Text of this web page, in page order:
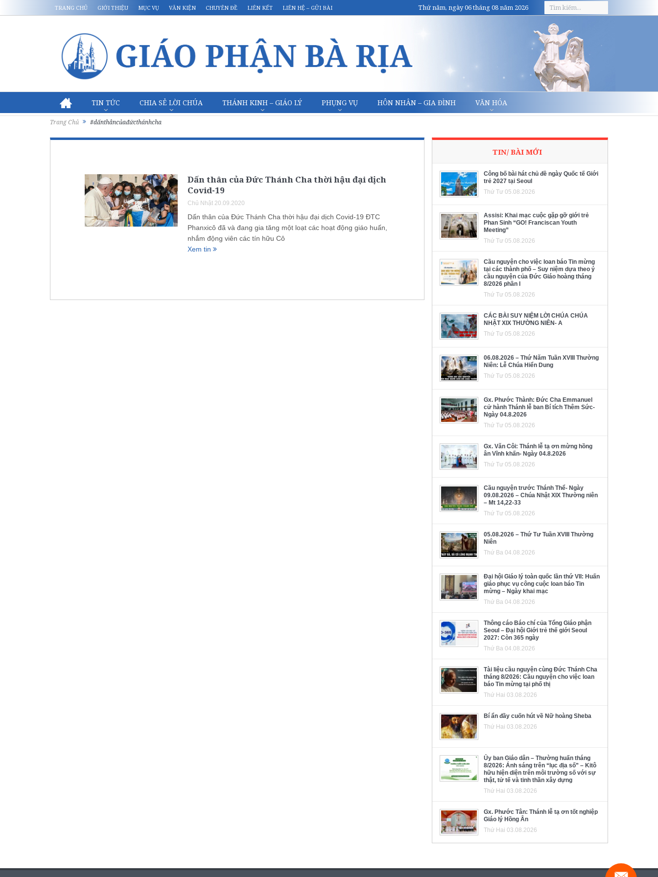
TRANG CHỦ GIỚI THIỆU MỤC VỤ VĂN KIỆN CHUYÊN ĐỀ LIÊN KẾT LIÊN HỆ – GỬI BÀI Thứ năm, ngày 06 tháng 08 năm 2026
TIN TỨC CHIA SẺ LỜI CHÚA THÁNH KINH – GIÁO LÝ PHỤNG VỤ HÔN NHÂN – GIA ĐÌNH VĂN HÓA
Trang Chủ #dấnthâncủađứcthánhcha
Dấn thân của Đức Thánh Cha thời hậu đại dịch
Covid-19
Chủ Nhật 20.09.2020
Dấn thân của Đức Thánh Cha thời hậu đại dịch Covid-19 ĐTC
Phanxicô đã và đang gia tăng một loạt các hoạt động giáo huấn,
nhắm động viên các tín hữu Cô
Xem tin
TIN/ BÀI MỚI
Công bố bài hát chủ đề ngày Quốc tế Giới
trẻ 2027 tại Seoul
Thứ Tư 05.08.2026
Assisi: Khai mạc cuộc gặp gỡ giới trẻ
Phan Sinh “GO! Franciscan Youth
Meeting”
Thứ Tư 05.08.2026
Cầu nguyện cho việc loan báo Tin mừng
tại các thành phố – Suy niệm dựa theo ý
cầu nguyện của Đức Giáo hoàng tháng
8/2026 phần I
Thứ Tư 05.08.2026
CÁC BÀI SUY NIỆM LỜI CHÚA CHÚA
NHẬT XIX THƯỜNG NIÊN- A
Thứ Tư 05.08.2026
06.08.2026 – Thứ Năm Tuần XVIII Thường
Niên: Lễ Chúa Hiển Dung
Thứ Tư 05.08.2026
Gx. Phước Thành: Đức Cha Emmanuel
cử hành Thánh lễ ban Bí tích Thêm Sức-
Ngày 04.8.2026
Thứ Tư 05.08.2026
Gx. Văn Côi: Thánh lễ tạ ơn mừng hồng
ân Vĩnh khấn- Ngày 04.8.2026
Thứ Tư 05.08.2026
Cầu nguyện trước Thánh Thể- Ngày
09.08.2026 – Chúa Nhật XIX Thường niên
– Mt 14,22-33
Thứ Tư 05.08.2026
05.08.2026 – Thứ Tư Tuần XVIII Thường
Niên
Thứ Ba 04.08.2026
Đại hội Giáo lý toàn quốc lần thứ VII: Huấn
giáo phục vụ công cuộc loan báo Tin
mừng – Ngày khai mạc
Thứ Ba 04.08.2026
Thông cáo Báo chí của Tổng Giáo phận
Seoul – Đại hội Giới trẻ thế giới Seoul
2027: Còn 365 ngày
Thứ Ba 04.08.2026
Tài liệu cầu nguyện cùng Đức Thánh Cha
tháng 8/2026: Cầu nguyện cho việc loan
báo Tin mừng tại phố thị
Thứ Hai 03.08.2026
Bí ẩn đầy cuốn hút về Nữ hoàng Sheba
Thứ Hai 03.08.2026
Ủy ban Giáo dân – Thường huấn tháng
8/2026: Ánh sáng trên “lục địa số” – Kitô
hữu hiện diện trên môi trường số với sự
thật, tử tế và tinh thần xây dựng
Thứ Hai 03.08.2026
Gx. Phước Tân: Thánh lễ tạ ơn tốt nghiệp
Giáo lý Hồng Ân
Thứ Hai 03.08.2026